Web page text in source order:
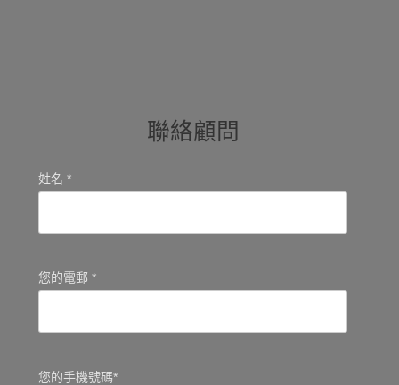
聯絡顧問
姓名 *
您的電郵 *
您的手機號碼*